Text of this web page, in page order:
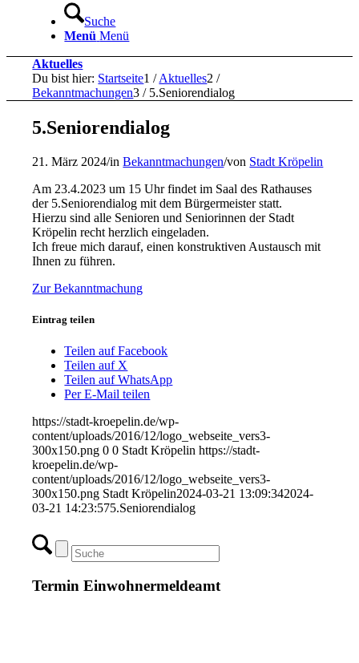
Suche
Menü Menü
Aktuelles
Du bist hier: Startseite1 / Aktuelles2 /
Bekanntmachungen3 / 5.Seniorendialog
5.Seniorendialog
21. März 2024/inBekanntmachungen/von Stadt Kröpelin
Am 23.4.2023 um 15 Uhr findet im Saal des Rathauses
der 5.Seniorendialog mit dem Bürgermeister statt.
Hierzu sind alle Senioren und Seniorinnen der Stadt
Kröpelin recht herzlich eingeladen.
Ich freue mich darauf, einen konstruktiven Austausch mit
Ihnen zu führen.
Zur Bekanntmachung
Eintrag teilen
Teilen auf Facebook
Teilen auf X
Teilen auf WhatsApp
Per E-Mail teilen
https://stadt-kroepelin.de/wp-
content/uploads/2016/12/logo_webseite_vers3-
300x150.png 0 0 Stadt Kröpelin https://stadt-
kroepelin.de/wp-
content/uploads/2016/12/logo_webseite_vers3-
300x150.png Stadt Kröpelin2024-03-21 13:09:342024-
03-21 14:23:575.Seniorendialog
Termin Einwohnermeldeamt